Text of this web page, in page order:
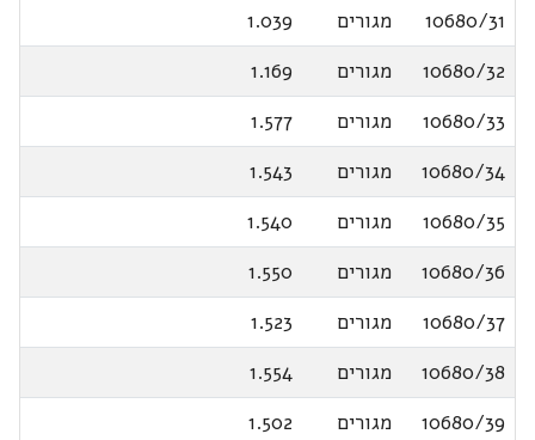
10680/31
מגורים
1.039
10680/32
מגורים
1.169
10680/33
מגורים
1.577
10680/34
מגורים
1.543
10680/35
מגורים
1.540
10680/36
מגורים
1.550
10680/37
מגורים
1.523
10680/38
מגורים
1.554
10680/39
מגורים
1.502